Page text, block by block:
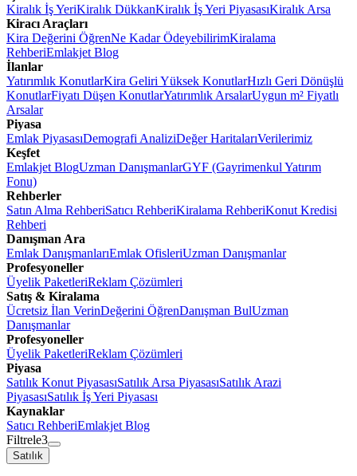
Kiralık İş YeriKiralık DükkanKiralık İş Yeri PiyasasıKiralık Arsa
Kiracı Araçları
Kira Değerini ÖğrenNe Kadar ÖdeyebilirimKiralama
RehberiEmlakjet Blog
İlanlar
Yatırımlık KonutlarKira Geliri Yüksek KonutlarHızlı Geri Dönüşlü
KonutlarFiyatı Düşen KonutlarYatırımlık ArsalarUygun m² Fiyatlı
Arsalar
Piyasa
Emlak PiyasasıDemografi AnaliziDeğer HaritalarıVerilerimiz
Keşfet
Emlakjet BlogUzman DanışmanlarGYF (Gayrimenkul Yatırım
Fonu)
Rehberler
Satın Alma RehberiSatıcı RehberiKiralama RehberiKonut Kredisi
Rehberi
Danışman Ara
Emlak DanışmanlarıEmlak OfisleriUzman Danışmanlar
Profesyoneller
Üyelik PaketleriReklam Çözümleri
Satış & Kiralama
Ücretsiz İlan VerinDeğerini ÖğrenDanışman BulUzman
Danışmanlar
Profesyoneller
Üyelik PaketleriReklam Çözümleri
Piyasa
Satılık Konut PiyasasıSatılık Arsa PiyasasıSatılık Arazi
PiyasasıSatılık İş Yeri Piyasası
Kaynaklar
Satıcı RehberiEmlakjet Blog
Filtrele3
Satılık